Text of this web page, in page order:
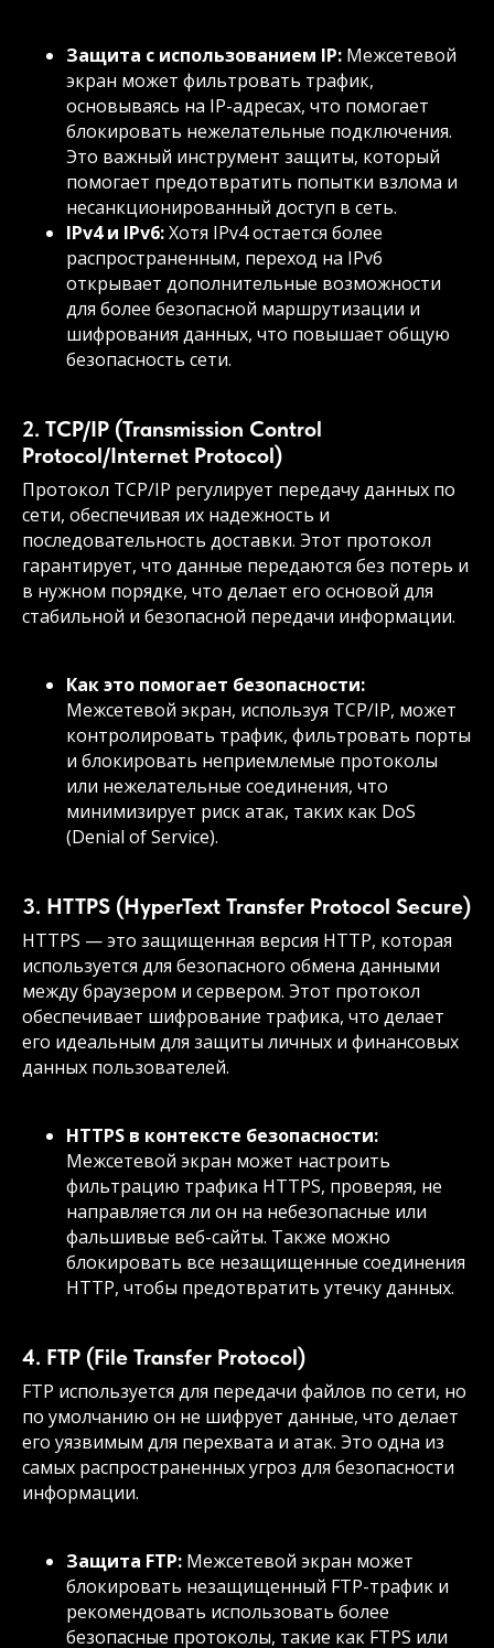
Защита с использованием IP: Межсетевой
экран может фильтровать трафик,
основываясь на IP-адресах, что помогает
блокировать нежелательные подключения.
Это важный инструмент защиты, который
помогает предотвратить попытки взлома и
несанкционированный доступ в сеть.
IPv4 и IPv6:Хотя IPv4 остается более
распространенным, переход на IPv6
открывает дополнительные возможности
для более безопасной маршрутизации и
шифрования данных, что повышает общую
безопасность сети.
2. TCP/IP (Transmission Control
Protocol/Internet Protocol)
Протокол TCP/IP регулирует передачу данных по
сети, обеспечивая их надежность и
последовательность доставки. Этот протокол
гарантирует, что данные передаются без потерь и
в нужном порядке, что делает его основой для
стабильной и безопасной передачи информации.
Как это помогает безопасности:
Межсетевой экран, используя TCP/IP, может
контролировать трафик, фильтровать порты
и блокировать неприемлемые протоколы
или нежелательные соединения, что
минимизирует риск атак, таких как DoS
(Denial of Service).
3. HTTPS (HyperText Transfer Protocol Secure)
HTTPS — это защищенная версия HTTP, которая
используется для безопасного обмена данными
между браузером и сервером. Этот протокол
обеспечивает шифрование трафика, что делает
его идеальным для защиты личных и финансовых
данных пользователей.
HTTPS в контексте безопасности:
Межсетевой экран может настроить
фильтрацию трафика HTTPS, проверяя, не
направляется ли он на небезопасные или
фальшивые веб-сайты. Также можно
блокировать все незащищенные соединения
HTTP, чтобы предотвратить утечку данных.
4. FTP (File Transfer Protocol)
FTP используется для передачи файлов по сети, но
по умолчанию он не шифрует данные, что делает
его уязвимым для перехвата и атак. Это одна из
самых распространенных угроз для безопасности
информации.
Защита FTP: Межсетевой экран может
блокировать незащищенный FTP-трафик и
рекомендовать использовать более
безопасные протоколы, такие как FTPS или